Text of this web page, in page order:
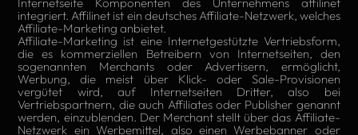
integriert. Affilinet ist ein deutsches Affiliate-Netzwerk, welches
Affiliate-Marketing anbietet.
Affiliate-Marketing ist eine Internetgestützte Vertriebsform,
die es kommerziellen Betreibern von Internetseiten, den
sogenannten Merchants oder Advertisern, ermöglicht,
Werbung, die meist über Klick- oder Sale-Provisionen
vergütet wird, auf Internetseiten Dritter, also bei
Vertriebspartnern, die auch Affiliates oder Publisher genannt
werden, einzublenden. Der Merchant stellt über das Affiliate-
Netzwerk ein Werbemittel, also einen Werbebanner oder